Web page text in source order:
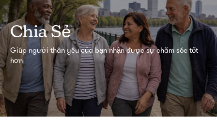
Chia Sẻ
Giúp người thân yêu của bạn nhận được sự chăm sóc tốt
hơn